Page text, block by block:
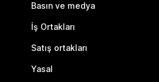
Basın ve medya
İş Ortakları
Satış ortakları
Yasal